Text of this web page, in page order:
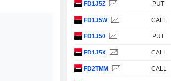
FD1J5Z PUT
FD1J5W CALL
FD1J50 PUT
FD1J5X CALL
FD2TMM CALL